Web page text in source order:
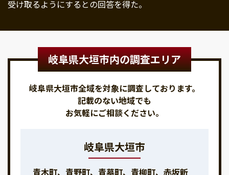
受け取るようにするとの回答を得た。
岐阜県大垣市内の調査エリア
岐阜県大垣市全域を対象に調査しております。
記載のない地域でも
お気軽にご相談ください。
岐阜県大垣市
青木町、青野町、青墓町、青柳町、赤坂新